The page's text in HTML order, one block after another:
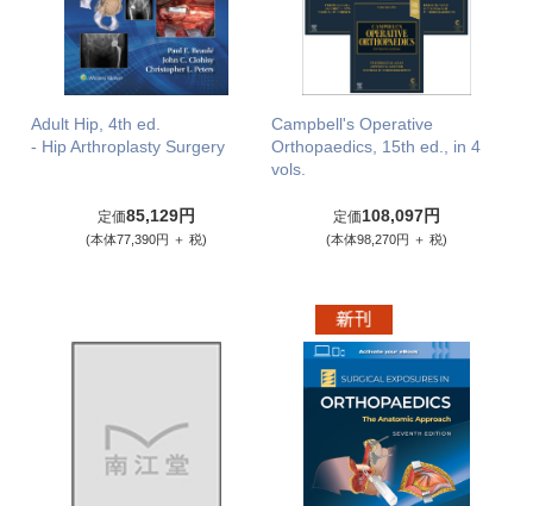
Adult Hip, 4th ed.
- Hip Arthroplasty Surgery
定価85,129円
(本体77,390円 ＋ 税)
Campbell's Operative
Orthopaedics, 15th ed., in 4
vols.
定価108,097円
(本体98,270円 ＋ 税)